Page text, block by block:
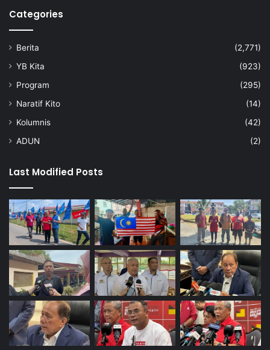
Categories
Berita
(2,771)
YB Kita
(923)
Program
(295)
Naratif Kito
(14)
Kolumnis
(42)
ADUN
(2)
Last Modified Posts